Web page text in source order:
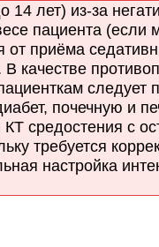
лет) из-за
пациента (если
от приёма
качестве
следует
почечную и
средостения с
требуется
настройка